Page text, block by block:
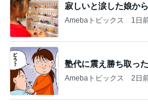
寂しいと涙した娘か
Amebaトピックス 1日
塾代に震え勝ち取っ
Amebaトピックス 2日